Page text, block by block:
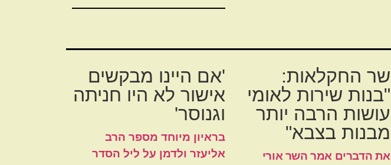
שר החקלאות:
"בנות שירות לאומי
עושות הרבה יותר
מבנות בצבא"
את הדברים אמר השר אורי
'אם היינו מבקשים
אישור לא היו חניתה
וגנוסר'
בראיון מיוחד מספר הרב
אליעזר ולדמן על ליל הסדר